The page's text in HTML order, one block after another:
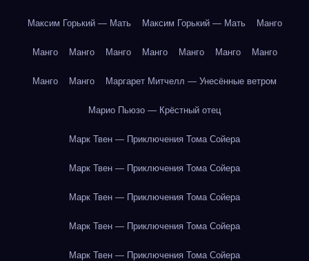
Максим Горький — Мать Максим Горький — Мать Манго
Манго Манго Манго Манго Манго Манго Манго
Манго Манго Маргарет Митчелл — Унесённые ветром
Марио Пьюзо — Крёстный отец
Марк Твен — Приключения Тома Сойера
Марк Твен — Приключения Тома Сойера
Марк Твен — Приключения Тома Сойера
Марк Твен — Приключения Тома Сойера
Марк Твен — Приключения Тома Сойера